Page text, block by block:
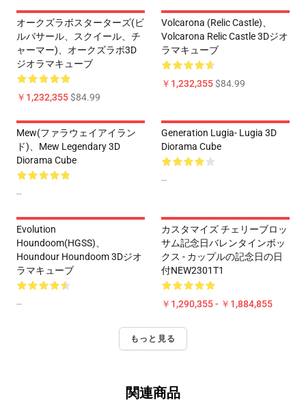
オークズラボスターターズ(ビ
ルバサール、スクイール、チ
ャーマー)、オークズラボ3D
ジオラマキューブ
￥1,232,355$84.99
Volcarona (Relic Castle)、
Volcarona Relic Castle 3Dジオ
ラマキューブ
￥1,232,355$84.99
Mew(ファラウェイアイラン
ド)、Mew Legendary 3D
Diorama Cube
--
Generation Lugia- Lugia 3D
Diorama Cube
--
Evolution
Houndoom(HGSS)、
Houndour Houndoom 3Dジオ
ラマキューブ
--
カスタマイズ チェリーブロッ
サム記念日バレンタインボッ
クス - カップルの記念日の日
付NEW2301T1
￥1,290,355 - ￥1,884,855
もっと見る
関連商品